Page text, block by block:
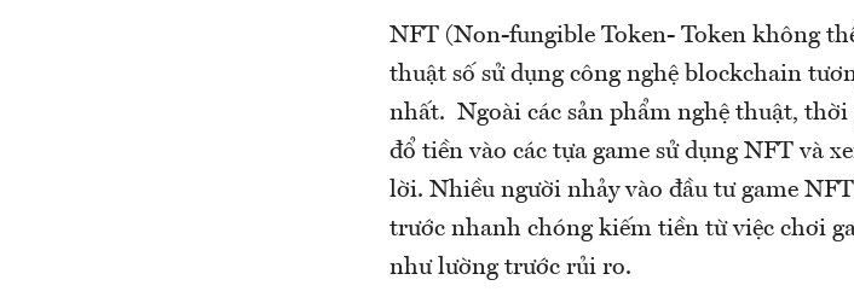
NFT (Non-fungible Token- Token không
thuật số sử dụng công nghệ blockchain
nhất. Ngoài các sản phẩm nghệ thuật,
đổ tiền vào các tựa game sử dụng NFT và
lời. Nhiều người nhảy vào đầu tư game
trước nhanh chóng kiếm tiền từ việc chơi
như lường trước rủi ro.